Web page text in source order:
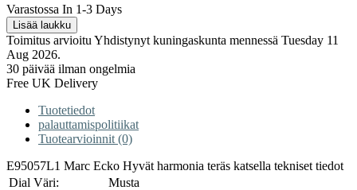
Varastossa In 1-3 Days
Toimitus arvioitu Yhdistynyt kuningaskunta mennessä Tuesday 11
Aug 2026.
30 päivää ilman ongelmia
Free UK Delivery
Tuotetiedot
palauttamispolitiikat
Tuotearvioinnit (0)
E95057L1 Marc Ecko Hyvät harmonia teräs katsella tekniset tiedot
Dial Väri:
Musta